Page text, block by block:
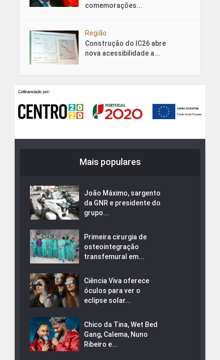
comemorações...
Região
Construção do IC26 abre
nova acessibilidade a...
Mais populares
João Máximo, sargento
da GNR e presidente do
grupo...
Primeira cirurgia de
osteointegração
transfemural em...
Ciência Viva oferece
óculos para ver o
eclipse solar...
Chico da Tina, Wet Bed
Gang, Calema, Nuno
Ribeiro e...